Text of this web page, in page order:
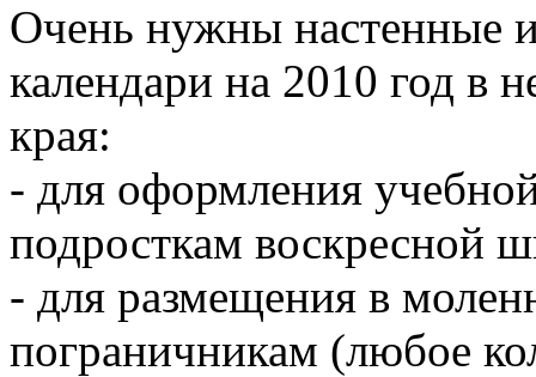
Очень нужны настенные
календари на 2010 год в
края:
- для оформления
подросткам воскресной
- для размещения в
пограничникам (любое